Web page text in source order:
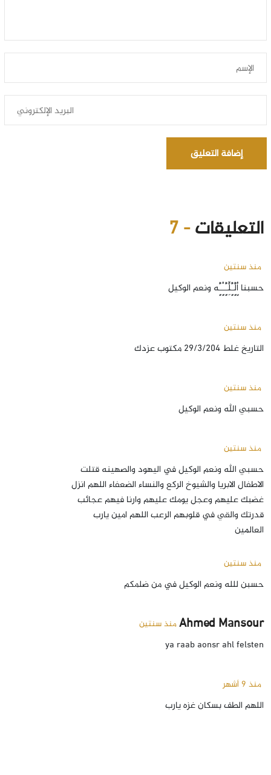
إضافة التعليق
التعليقات- 7
منذ سنتين
حسبنا اٍُْلًٍِْـًٍِْلٍِّـًٍِْـٍُِْـًٍِْه ونعم الوكيل
منذ سنتين
التاريخ غلط 29/3/204 مكتوب عزدك
منذ سنتين
حسبي الله ونعم الوكيل
منذ سنتين
حسبي الله ونعم الوكيل في اليهود والصهينه قتلت
الاطفال الابريا والشيوخ الركع والنساء الضعفاء اللهم انزل
غضبك عليهم وعجل يومك عليهم وارنا فيهم عجائب
قدرتك والقي في قلوبهم الرعب اللهم امين يارب
العالمين
منذ سنتين
حسبن للله ونعم الوكيل في من ضلمكم
Ahmed Mansourمنذ سنتين
ya raab aonsr ahl felsten
منذ 9 أشهر
اللهم الطف بسكان غزه يارب